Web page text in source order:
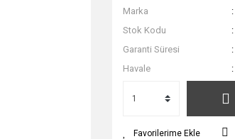
Marka
Stok Kodu
Garanti Süresi
Havale